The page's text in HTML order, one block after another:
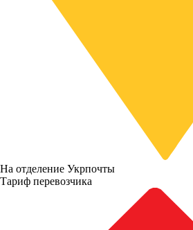
На отделение Укрпочты
Тариф перевозчика